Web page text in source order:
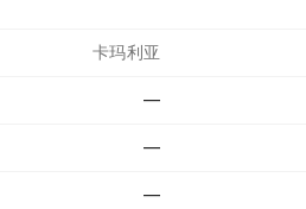
卡玛利亚
—
—
—